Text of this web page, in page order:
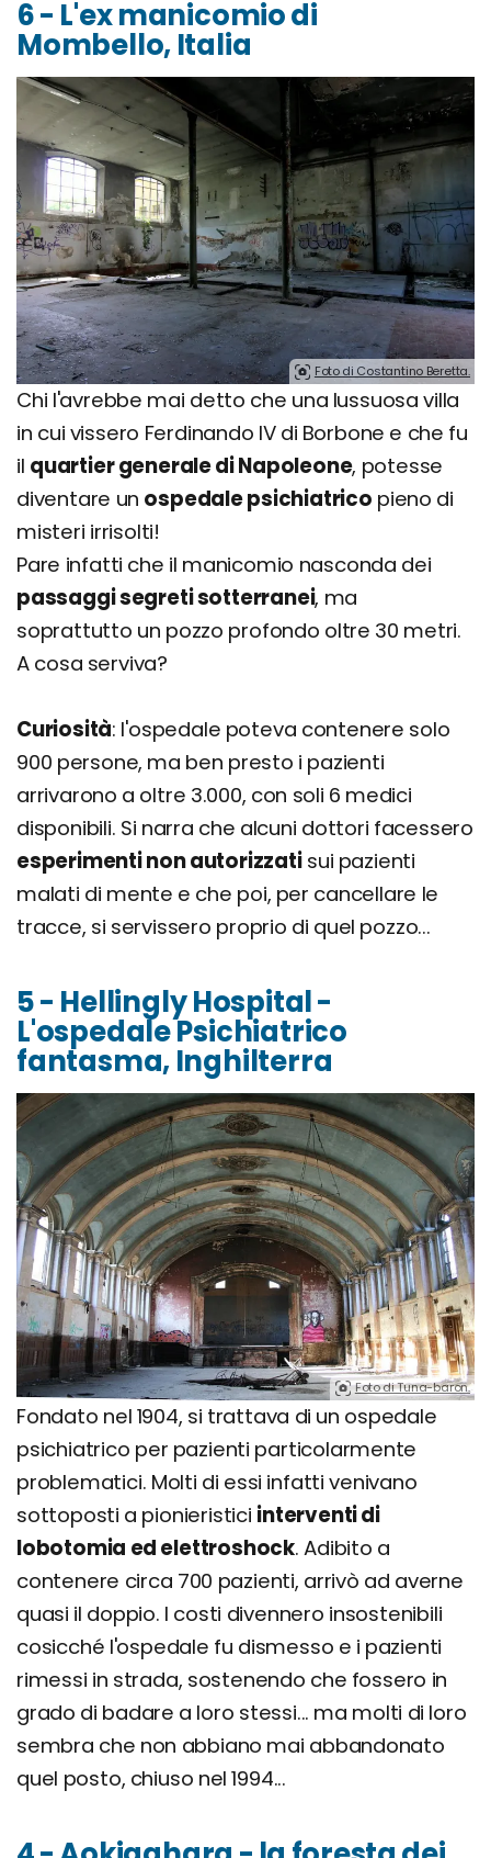
6 - L'ex manicomio di
Mombello, Italia
Foto di Costantino Beretta.
Chi l'avrebbe mai detto che una lussuosa villa
in cui vissero Ferdinando IV di Borbone e che fu
il quartier generale di Napoleone, potesse
diventare un ospedale psichiatrico pieno di
misteri irrisolti!
Pare infatti che il manicomio nasconda dei
passaggi segreti sotterranei, ma
soprattutto un pozzo profondo oltre 30 metri.
A cosa serviva?
Curiosità: l'ospedale poteva contenere solo
900 persone, ma ben presto i pazienti
arrivarono a oltre 3.000, con soli 6 medici
disponibili. Si narra che alcuni dottori facessero
esperimenti non autorizzatisui pazienti
malati di mente e che poi, per cancellare le
tracce, si servissero proprio di quel pozzo...
5 - Hellingly Hospital -
L'ospedale Psichiatrico
fantasma, Inghilterra
Foto di Tuna-baron.
Fondato nel 1904, si trattava di un ospedale
psichiatrico per pazienti particolarmente
problematici. Molti di essi infatti venivano
sottoposti a pionieristici interventi di
lobotomia ed elettroshock. Adibito a
contenere circa 700 pazienti, arrivò ad averne
quasi il doppio. I costi divennero insostenibili
cosicché l'ospedale fu dismesso e i pazienti
rimessi in strada, sostenendo che fossero in
grado di badare a loro stessi... ma molti di loro
sembra che non abbiano mai abbandonato
quel posto, chiuso nel 1994...